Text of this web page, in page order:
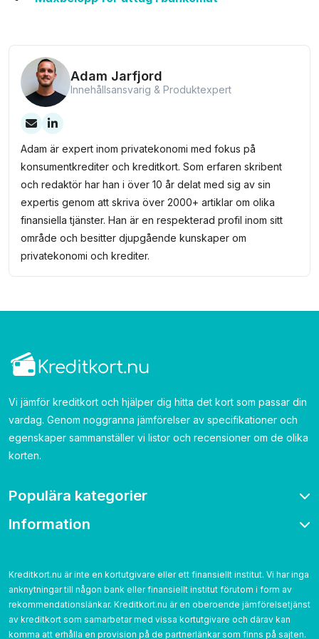
Adam Jarfjord
Innehållsansvarig & Produktexpert
Adam är expert inom privatekonomi med fokus på
konsumentkrediter och kreditkort. Som erfaren skribent
och redaktör har han i över 10 år delat med sig av sin
expertis genom att skriva över 2000+ artiklar om olika
finansiella tjänster. Han är en respekterad profil inom sitt
område och besitter djupgående kunskaper om
privatekonomi och krediter.
Vi jämför kreditkort och hjälper dig hitta det kort som passar din
vardag. Genom noggranna jämförelser av specifikationer och
egenskaper sammanställer vi listor och recensioner om de olika
korten.
Populära kategorier
Bonuskort
Cashback
Utan årsavgift
Utan UC
Information
Kontakta
Betygsättning
Cookies
Integritetspolicy
Kreditkort.nu är inte en kortutgivare eller ett finansiellt institut. Vi har inga
anknytningar till någon bank eller finansiellt institut förutom i form av
rekommendationslänkar. Kreditkort.nu är en oberoende jämförelsetjänst
av kreditkort som samarbetar med vissa kortutgivare och därav kan
komma att erhålla en provision på de partnerlänkar som finns på sajten.